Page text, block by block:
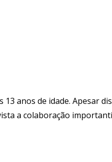
anos de idade. Apesar
a colaboração